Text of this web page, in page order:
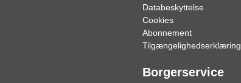
Databeskyttelse
Cookies
Abonnement
Tilgængelighedserklæring
Borgerservice